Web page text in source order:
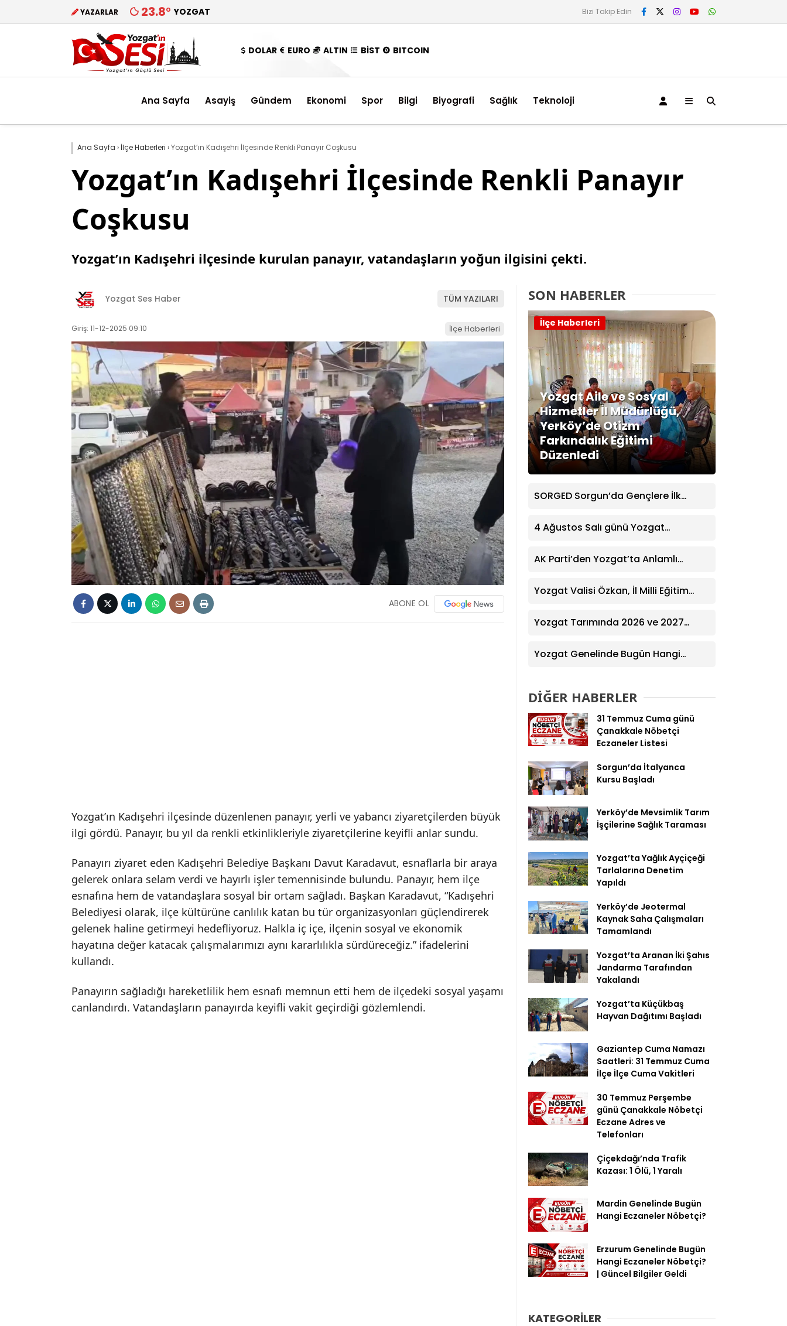
YAZARLAR 23.8° YOZGAT Bizi Takip Edin
DOLAR EURO ALTIN BİST BITCOIN
Ana Sayfa Asayiş Gündem Ekonomi Spor Bilgi Biyografi Sağlık Teknoloji
Ana Sayfa › İlçe Haberleri ›Yozgat’ın Kadışehri İlçesinde Renkli Panayır Coşkusu
Yozgat’ın Kadışehri İlçesinde Renkli Panayır
Coşkusu
Yozgat’ın Kadışehri ilçesinde kurulan panayır, vatandaşların yoğun ilgisini çekti.
Yozgat Ses Haber TÜM YAZILARI
Giriş: 11-12-2025 09:10 İlçe Haberleri
ABONE OL
Yozgat’ın Kadışehri ilçesinde düzenlenen panayır, yerli ve yabancı ziyaretçilerden büyük
ilgi gördü. Panayır, bu yıl da renkli etkinlikleriyle ziyaretçilerine keyifli anlar sundu.
Panayırı ziyaret eden Kadışehri Belediye Başkanı Davut Karadavut, esnaflarla bir araya
gelerek onlara selam verdi ve hayırlı işler temennisinde bulundu. Panayır, hem ilçe
esnafına hem de vatandaşlara sosyal bir ortam sağladı. Başkan Karadavut, “Kadışehri
Belediyesi olarak, ilçe kültürüne canlılık katan bu tür organizasyonları güçlendirerek
gelenek haline getirmeyi hedefliyoruz. Halkla iç içe, ilçenin sosyal ve ekonomik
hayatına değer katacak çalışmalarımızı aynı kararlılıkla sürdüreceğiz.” ifadelerini
kullandı.
Panayırın sağladığı hareketlilik hem esnafı memnun etti hem de ilçedeki sosyal yaşamı
canlandırdı. Vatandaşların panayırda keyifli vakit geçirdiği gözlemlendi.
SON HABERLER
Yozgat Aile ve Sosyal
Hizmetler İl Müdürlüğü,
Yerköy’de Otizm
Farkındalık Eğitimi
Düzenledi
İlçe Haberleri
SORGED Sorgun’da Gençlere İlk
4 Ağustos Salı günü Yozgat
Eczane
AK Parti’den Yozgat’ta Anlamlı
Dernek Üyeleriyle Buluştu
Yozgat Valisi Özkan, İl Milli Eğitim
Yozgat Tarımında 2026 ve 2027
Yozgat Genelinde Bugün Hangi
DİĞER HABERLER
31 Temmuz Cuma günü
Çanakkale Nöbetçi
Eczaneler Listesi
Sorgun’da İtalyanca
Kursu Başladı
Yerköy’de Mevsimlik Tarım
İşçilerine Sağlık Taraması
Yozgat’ta Yağlık Ayçiçeği
Tarlalarına Denetim
Yapıldı
Yerköy’de Jeotermal
Kaynak Saha Çalışmaları
Tamamlandı
Yozgat’ta Aranan İki Şahıs
Jandarma Tarafından
Yakalandı
Yozgat’ta Küçükbaş
Hayvan Dağıtımı Başladı
Gaziantep Cuma Namazı
Saatleri: 31 Temmuz Cuma
İlçe İlçe Cuma Vakitleri
30 Temmuz Perşembe
günü Çanakkale Nöbetçi
Eczane Adres ve
Telefonları
Çiçekdağı’nda Trafik
Kazası: 1 Ölü, 1 Yaralı
Mardin Genelinde Bugün
Hangi Eczaneler Nöbetçi?
Erzurum Genelinde Bugün
Hangi Eczaneler Nöbetçi?
| Güncel Bilgiler Geldi
KATEGORİLER